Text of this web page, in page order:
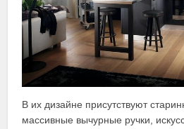
В их дизайне присутствуют
массивные вычурные ручки,